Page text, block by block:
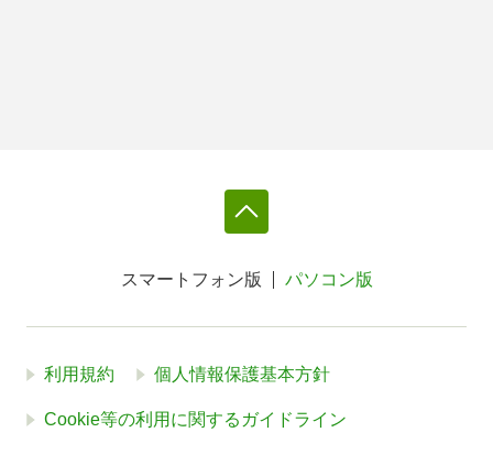
スマートフォン版 パソコン版
利用規約 個人情報保護基本方針
Cookie等の利用に関するガイドライン